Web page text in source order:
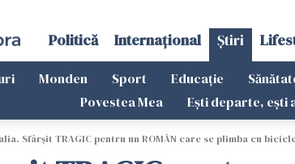
Politică Internațional Știri
Monden Sport Educație
Povestea Mea
Ești departe, ești
Sfârșit TRAGIC pentru un ROMÂN care se plimba cu